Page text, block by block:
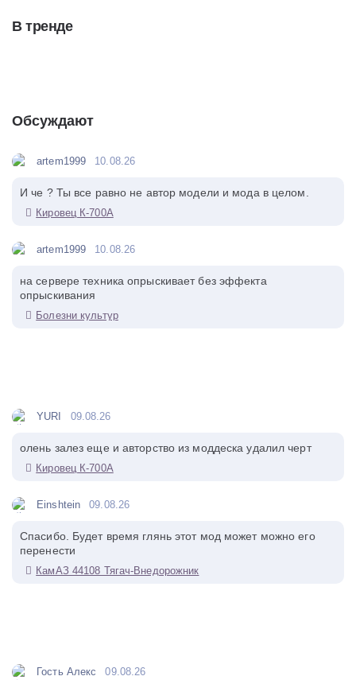
В тренде
Обсуждают
artem1999 10.08.26
И че ? Ты все равно не автор модели и мода в целом.
Кировец К-700А
artem1999 10.08.26
на сервере техника опрыскивает без эффекта
опрыскивания
Болезни культур
YURI 09.08.26
олень залез еще и авторство из моддеска удалил черт
Кировец К-700А
Einshtein 09.08.26
Спасибо. Будет время глянь этот мод может можно его
перенести
КамАЗ 44108 Тягач-Внедорожник
Гость Алекс 09.08.26